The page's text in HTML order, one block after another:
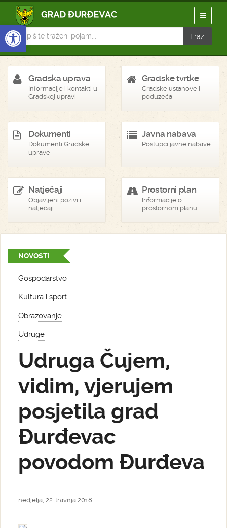
Open toolbar
Gradska uprava
Informacije i kontakti u
Gradskoj upravi
Gradske tvrtke
Gradske ustanove i
poduzeća
Dokumenti
Dokumenti Gradske
uprave
Javna nabava
Postupci javne nabave
Natječaji
Objavljeni pozivi i
natječaji
Prostorni plan
Informacije o
prostornom planu
NOVOSTI
Gospodarstvo
Kultura i sport
Obrazovanje
Udruge
Udruga Čujem,
vidim, vjerujem
posjetila grad
Đurđevac
povodom Đurđeva
nedjelja, 22. travnja 2018.